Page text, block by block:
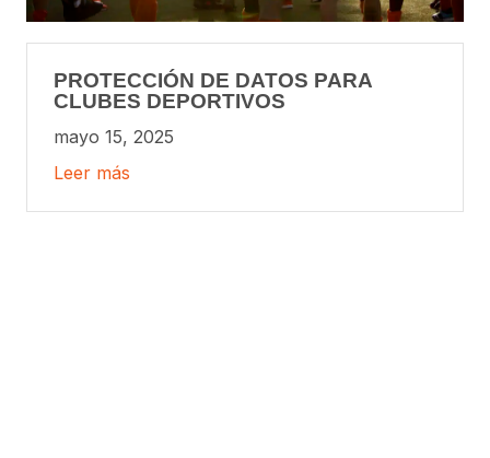
PROTECCIÓN DE DATOS PARA
CLUBES DEPORTIVOS
mayo 15, 2025
Leer más